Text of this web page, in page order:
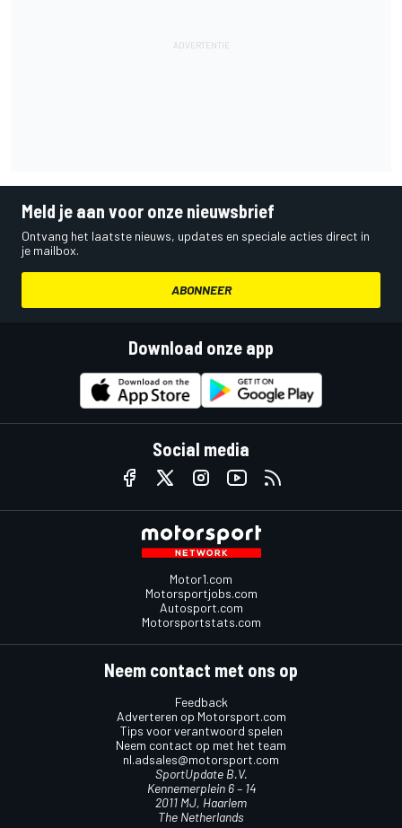
Meld je aan voor onze nieuwsbrief
Ontvang het laatste nieuws, updates en speciale acties direct in
je mailbox.
ABONNEER
Download onze app
Social media
Motor1.com
Motorsportjobs.com
Autosport.com
Motorsportstats.com
Neem contact met ons op
Feedback
Adverteren op Motorsport.com
Tips voor verantwoord spelen
Neem contact op met het team
nl.adsales@motorsport.com
SportUpdate B.V.
Kennemerplein 6 – 14
2011 MJ, Haarlem
The Netherlands